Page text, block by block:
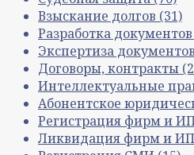
Взыскание долгов (31)
Разработка документов
Экспертиза документов
Договоры, контракты
Интеллектуальные
Абонентское
Регистрация фирм и
Ликвидация фирм и ИП